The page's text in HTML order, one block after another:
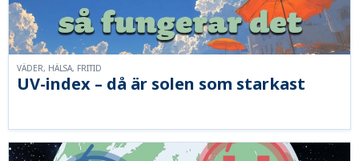
UV-index – då är solen som starkast
VÄDER, HÄLSA, FRITID